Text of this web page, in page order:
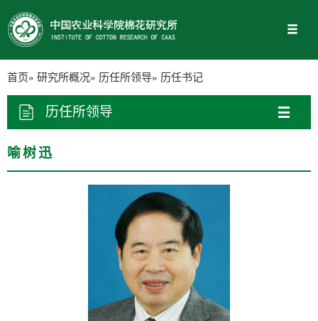
首页» 研究所概况» 历任所领导» 历任书记
历任所领导
喻树迅